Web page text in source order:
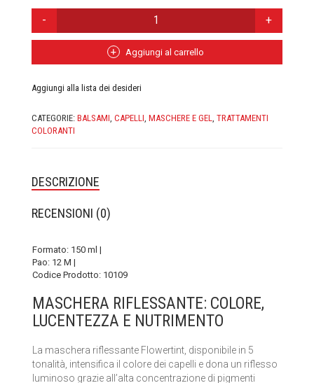
DOMUS OLEA TOSCANA
HEART AND HOME
INVISIBOBBLE
LA SAPONARIA
LE ERBE DI JANAS
RAME
FLOWERTINT
Aggiungi al carrello
Aggiungi alla lista dei desideri
CATEGORIE: BALSAMI CAPELLI MASCHERE E GEL
TRATTAMENTI
COLORANTI
DESCRIZIONE
RECENSIONI (0)
Formato: 150 ml |
Pao: 12 M |
Codice Prodotto: 10109
MASCHERA RIFLESSANTE: COLORE,
LUCENTEZZA E NUTRIMENTO
La maschera riflessante Flowertint, disponibile in 5
tonalità, intensifica il colore dei capelli e dona un riflesso
luminoso grazie all’alta concentrazione di pigmenti